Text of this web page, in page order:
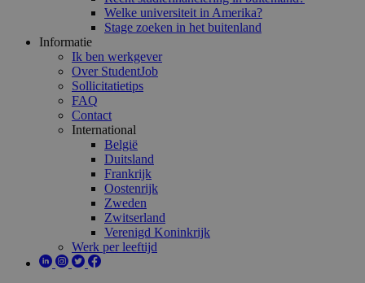
Welke universiteit in Amerika?
Stage zoeken in het buitenland
Informatie
Ik ben werkgever
Over StudentJob
Sollicitatietips
FAQ
Contact
International
België
Duitsland
Frankrijk
Oostenrijk
Zweden
Zwitserland
Verenigd Koninkrijk
Werk per leeftijd